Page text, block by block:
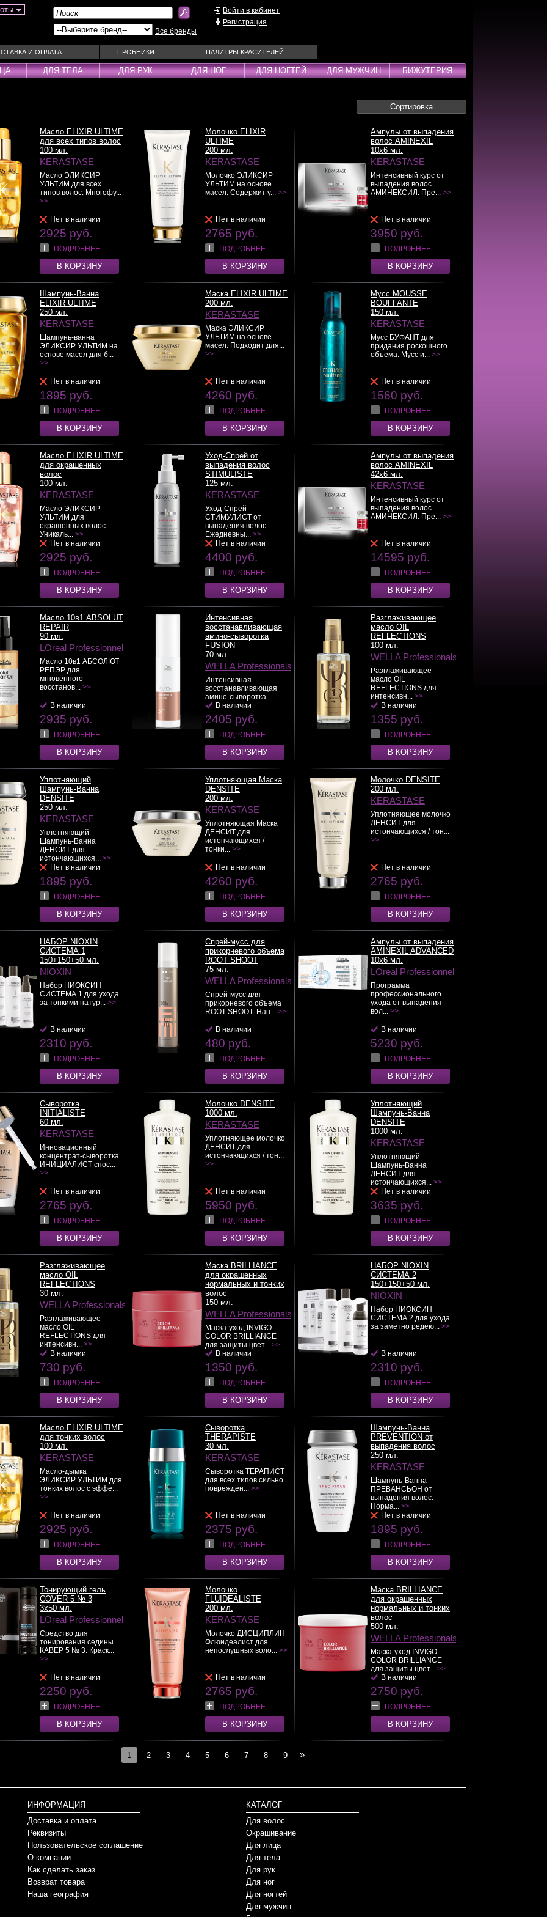
Все бренды
Войти в кабинет
Регистрация
И ОПЛАТА ПРОБНИКИ ПАЛИТРЫ КРАСИТЕЛЕЙ
Несмываемые уходы
Оттеночные уходы
Парфюм
Паста
Пилинг
Спрей
Стайлеры
Сыворотки
Тонирующие средства
Эликсиры
ДЛЯ ТЕЛА ДЛЯ РУК ДЛЯ НОГ ДЛЯ НОГТЕЙ ДЛЯ МУЖЧИН БИЖУТЕРИЯ
Сортировка
Масло ELIXIR ULTIME
для всех типов волос
100 мл.
KERASTASE
Масло ЭЛИКСИР
УЛЬТИМ для всех
типов волос. Многофу...
>>
Нет в наличии
2925 руб.
ПОДРОБНЕЕ
В КОРЗИНУ
Молочко ELIXIR
ULTIME
200 мл.
KERASTASE
Молочко ЭЛИКСИР
УЛЬТИМ на основе
масел. Содержит у... >>
Нет в наличии
2765 руб.
ПОДРОБНЕЕ
В КОРЗИНУ
Ампулы от выпадения
волос AMINEXIL
10x6 мл.
KERASTASE
Интенсивный курс от
выпадения волос
АМИНЕКСИЛ. Пре... >>
Нет в наличии
3950 руб.
ПОДРОБНЕЕ
В КОРЗИНУ
Шампунь-Ванна
ELIXIR ULTIME
250 мл.
KERASTASE
Шампунь-ванна
ЭЛИКСИР УЛЬТИМ на
основе масел для б...
>>
Нет в наличии
1895 руб.
ПОДРОБНЕЕ
В КОРЗИНУ
Маска ELIXIR ULTIME
200 мл.
KERASTASE
Маска ЭЛИКСИР
УЛЬТИМ на основе
масел. Подходит для...
>>
Нет в наличии
4260 руб.
ПОДРОБНЕЕ
В КОРЗИНУ
Мусс MOUSSE
BOUFFANTE
150 мл.
KERASTASE
Мусс БУФАНТ для
придания роскошного
объема. Мусс и... >>
Нет в наличии
1560 руб.
ПОДРОБНЕЕ
В КОРЗИНУ
Масло ELIXIR ULTIME
для окрашенных
волос
100 мл.
KERASTASE
Масло ЭЛИКСИР
УЛЬТИМ для
окрашенных волос.
Уникаль... >>
Нет в наличии
2925 руб.
ПОДРОБНЕЕ
В КОРЗИНУ
Уход-Спрей от
выпадения волос
STIMULISTE
125 мл.
KERASTASE
Уход-Спрей
СТИМУЛИСТ от
выпадения волос.
Ежедневны... >>
Нет в наличии
4400 руб.
ПОДРОБНЕЕ
В КОРЗИНУ
Ампулы от выпадения
волос AMINEXIL
42x6 мл.
KERASTASE
Интенсивный курс от
выпадения волос
АМИНЕКСИЛ. Пре... >>
Нет в наличии
14595 руб.
ПОДРОБНЕЕ
В КОРЗИНУ
Масло 10в1 ABSOLUT
REPAIR
90 мл.
LOreal Professionnel
Масло 10в1 АБСОЛЮТ
РЕПЭР для
мгновенного
восстанов... >>
В наличии
2935 руб.
ПОДРОБНЕЕ
В КОРЗИНУ
Интенсивная
восстанавливающая
амино-сыворотка
FUSION
70 мл.
WELLA Professionals
Интенсивная
восстанавливающая
амино-сыворотка
FUSI...>>
В наличии
2405 руб.
ПОДРОБНЕЕ
В КОРЗИНУ
Разглаживающее
масло OIL
REFLECTIONS
100 мл.
WELLA Professionals
Разглаживающее
масло OIL
REFLECTIONS для
интенсивн... >>
В наличии
1355 руб.
ПОДРОБНЕЕ
В КОРЗИНУ
Уплотняющий
Шампунь-Ванна
DENSITE
250 мл.
KERASTASE
Уплотняющий
Шампунь-Ванна
ДЕНСИТ для
истончающихся... >>
Нет в наличии
1895 руб.
ПОДРОБНЕЕ
В КОРЗИНУ
Уплотняющая Маска
DENSITE
200 мл.
KERASTASE
Уплотняющая Маска
ДЕНСИТ для
истончающихся /
тонки... >>
Нет в наличии
4260 руб.
ПОДРОБНЕЕ
В КОРЗИНУ
Молочко DENSITE
200 мл.
KERASTASE
Уплотняющее молочко
ДЕНСИТ для
истончающихся / тон...
>>
Нет в наличии
2765 руб.
ПОДРОБНЕЕ
В КОРЗИНУ
НАБОР NIOXIN
СИСТЕМА 1
150+150+50 мл.
NIOXIN
Набор НИОКСИН
СИСТЕМА 1 для ухода
за тонкими натур... >>
В наличии
2310 руб.
ПОДРОБНЕЕ
В КОРЗИНУ
Спрей-мусс для
прикорневого объема
ROOT SHOOT
75 мл.
WELLA Professionals
Спрей-мусс для
прикорневого объема
ROOT SHOOT. Нан... >>
В наличии
480 руб.
ПОДРОБНЕЕ
В КОРЗИНУ
Ампулы от выпадения
AMINEXIL ADVANCED
10x6 мл.
LOreal Professionnel
Программа
профессионального
ухода от выпадения
вол... >>
В наличии
5230 руб.
ПОДРОБНЕЕ
В КОРЗИНУ
Сыворотка
INITIALISTE
60 мл.
KERASTASE
Инновационный
концентрат-сыворотка
ИНИЦИАЛИСТ спос...
>>
Нет в наличии
2765 руб.
ПОДРОБНЕЕ
В КОРЗИНУ
Молочко DENSITE
1000 мл.
KERASTASE
Уплотняющее молочко
ДЕНСИТ для
истончающихся / тон...
>>
Нет в наличии
5950 руб.
ПОДРОБНЕЕ
В КОРЗИНУ
Уплотняющий
Шампунь-Ванна
DENSITE
1000 мл.
KERASTASE
Уплотняющий
Шампунь-Ванна
ДЕНСИТ для
истончающихся... >>
Нет в наличии
3635 руб.
ПОДРОБНЕЕ
В КОРЗИНУ
Разглаживающее
масло OIL
REFLECTIONS
30 мл.
WELLA Professionals
Разглаживающее
масло OIL
REFLECTIONS для
интенсивн... >>
В наличии
730 руб.
ПОДРОБНЕЕ
В КОРЗИНУ
Маска BRILLIANCE
для окрашенных
нормальных и тонких
волос
150 мл.
WELLA Professionals
Маска-уход INVIGO
COLOR BRILLIANCE
для защиты цвет... >>
В наличии
1350 руб.
ПОДРОБНЕЕ
В КОРЗИНУ
НАБОР NIOXIN
СИСТЕМА 2
150+150+50 мл.
NIOXIN
Набор НИОКСИН
СИСТЕМА 2 для ухода
за заметно редею... >>
В наличии
2310 руб.
ПОДРОБНЕЕ
В КОРЗИНУ
Масло ELIXIR ULTIME
для тонких волос
100 мл.
KERASTASE
Масло-дымка
ЭЛИКСИР УЛЬТИМ для
тонких волос с эффе...
>>
Нет в наличии
2925 руб.
ПОДРОБНЕЕ
В КОРЗИНУ
Сыворотка
THERAPISTE
30 мл.
KERASTASE
Сыворотка ТЕРАПИСТ
для всех типов сильно
поврежден... >>
Нет в наличии
2375 руб.
ПОДРОБНЕЕ
В КОРЗИНУ
Шампунь-Ванна
PREVENTION от
выпадения волос
250 мл.
KERASTASE
Шампунь-Ванна
ПРЕВАНСЬОН от
выпадения волос.
Норма... >>
Нет в наличии
1895 руб.
ПОДРОБНЕЕ
В КОРЗИНУ
Тонирующий гель
COVER 5 № 3
3x50 мл.
LOreal Professionnel
Средство для
тонирования седины
КАВЕР 5 № 3. Краск...
>>
Нет в наличии
2250 руб.
ПОДРОБНЕЕ
В КОРЗИНУ
Молочко
FLUIDEALISTE
200 мл.
KERASTASE
Молочко ДИСЦИПЛИН
Флюидеалист для
непослушных воло... >>
Нет в наличии
2765 руб.
ПОДРОБНЕЕ
В КОРЗИНУ
Маска BRILLIANCE
для окрашенных
нормальных и тонких
волос
500 мл.
WELLA Professionals
Маска-уход INVIGO
COLOR BRILLIANCE
для защиты цвет... >>
В наличии
2750 руб.
ПОДРОБНЕЕ
В КОРЗИНУ
1 2 3 4 5 6 7 8 9 »
ИНФОРМАЦИЯ
Доставка и оплата
Реквизиты
Пользовательское соглашение
О компании
Как сделать заказ
Возврат товара
Наша география
КАТАЛОГ
Для волос
Окрашивание
Для лица
Для тела
Для рук
Для ног
Для ногтей
Для мужчин